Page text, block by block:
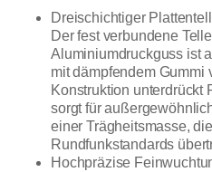
Dreischichtiger
Der fest verbundene
Aluminiumdruckguss ist
mit dämpfendem Gummi
Konstruktion unterdrückt
sorgt für
einer Trägheitsmasse,
Rundfunkstandards
Hochpräzise